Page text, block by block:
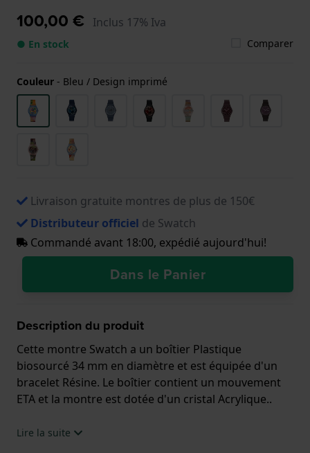
100,00 € Inclus 17% Iva
● En stock Comparer
Couleur - Bleu / Design imprimé
Livraison gratuite montres de plus de 150€
Distributeur officiel de Swatch
Commandé avant 18:00, expédié aujourd'hui!
Dans le Panier
Description du produit
Cette montre Swatch a un boîtier Plastique
biosourcé 34 mm en diamètre et est équipée d'un
bracelet Résine. Le boîtier contient un mouvement
ETA et la montre est dotée d'un cristal Acrylique..
La montre est 3 ATM. Cela signifie que la montre est
Lire la suite